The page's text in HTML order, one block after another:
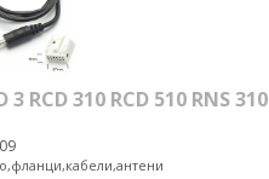
RCD 310 RCD 510 RNS 310